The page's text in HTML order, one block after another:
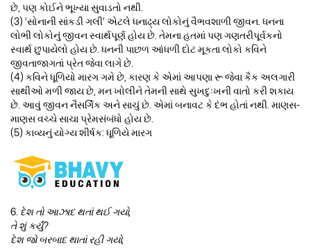
છે, પણ કોઈને ભૂખ્યા સુવાડતો નથી.
(3) ‘સોનાની સાંકડી ગલી’ એટલે ધનાઢ્ય લોકોનું વૈભવશાળી જીવન. ધનના
લોભી લોકોનું જીવન સ્વાર્થપૂર્ણ હોય છે. તેમના હતમાં પણ ગણતરીપૂર્વકનો
સ્વાર્થ છુપાયેલો હોય છે. ધનની પાછળ આંધળી દોટ મૂકતા લોકો કવિને
જીવતાજાગતાં પ્રેત જેવા લાગે છે.
(4) કવિને ધૂળિયો મારગ ગમે છે, કારણ કે એમાં આપણા રૂ જેવા કૈક અલગારી
સાથીઓ મળી જાય છે, મન ખોલીને તેમની સાથે સુખદુઃખની વાતો કરી શકાય
છે. આવું જીવન નૈસર્ગિક અને સાચું છે. એમાં બનાવટ કે દંભ હોતાં નથી. માણસ-
માણસ વચ્ચે સાચા પ્રેમસંબંધો હોય છે.
(5) કાવ્યનું યોગ્ય શીર્ષક: ધૂળિયે મારગ
6. દેશ તો આઝાદ થતાં થઈ ગયો,
તે શું કર્યું?
દેશ જો બરબાદ થાતાં રહી ગયો,